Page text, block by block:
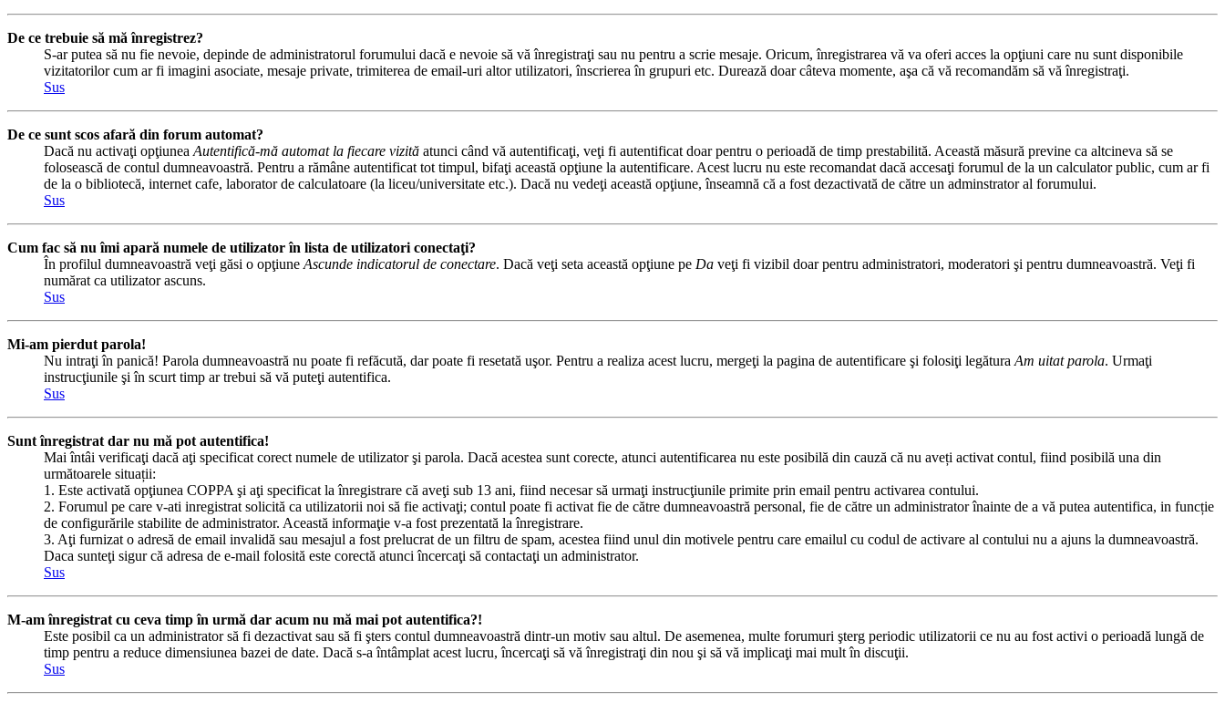
De ce trebuie să mă înregistrez?
S-ar putea să nu fie nevoie, depinde de administratorul forumului dacă e nevoie să vă înregistraţi sau nu pentru a scrie mesaje. Oricum, înregistrarea vă va oferi acces la opţiuni care nu sunt disponibile
vizitatorilor cum ar fi imagini asociate, mesaje private, trimiterea de email-uri altor utilizatori, înscrierea în grupuri etc. Durează doar câteva momente, aşa că vă recomandăm să vă înregistraţi.
Sus
De ce sunt scos afară din forum automat?
Dacă nu activaţi opţiunea Autentifică-mă automat la fiecare vizită atunci când vă autentificaţi, veţi fi autentificat doar pentru o perioadă de timp prestabilită. Această măsură previne ca altcineva să se
folosească de contul dumneavoastră. Pentru a rămâne autentificat tot timpul, bifaţi această opţiune la autentificare. Acest lucru nu este recomandat dacă accesaţi forumul de la un calculator public, cum ar fi
de la o bibliotecă, internet cafe, laborator de calculatoare (la liceu/universitate etc.). Dacă nu vedeţi această opţiune, înseamnă că a fost dezactivată de către un adminstrator al forumului.
Sus
Cum fac să nu îmi apară numele de utilizator în lista de utilizatori conectaţi?
În profilul dumneavoastră veţi găsi o opţiune Ascunde indicatorul de conectare. Dacă veţi seta această opţiune pe Da veţi fi vizibil doar pentru administratori, moderatori şi pentru dumneavoastră. Veţi fi
numărat ca utilizator ascuns.
Sus
Mi-am pierdut parola!
Nu intraţi în panică! Parola dumneavoastră nu poate fi refăcută, dar poate fi resetată uşor. Pentru a realiza acest lucru, mergeţi la pagina de autentificare şi folosiţi legătura Am uitat parola. Urmaţi
instrucţiunile şi în scurt timp ar trebui să vă puteţi autentifica.
Sus
Sunt înregistrat dar nu mă pot autentifica!
Mai întâi verificaţi dacă aţi specificat corect numele de utilizator şi parola. Dacă acestea sunt corecte, atunci autentificarea nu este posibilă din cauză că nu aveți activat contul, fiind posibilă una din
următoarele situații:
1. Este activată opţiunea COPPA şi aţi specificat la înregistrare că aveţi sub 13 ani, fiind necesar să urmaţi instrucţiunile primite prin email pentru activarea contului.
2. Forumul pe care v-ati inregistrat solicită ca utilizatorii noi să fie activaţi; contul poate fi activat fie de către dumneavoastră personal, fie de către un administrator înainte de a vă putea autentifica, in funcție
de configurările stabilite de administrator. Această informaţie v-a fost prezentată la înregistrare.
3. Aţi furnizat o adresă de email invalidă sau mesajul a fost prelucrat de un filtru de spam, acestea fiind unul din motivele pentru care emailul cu codul de activare al contului nu a ajuns la dumneavoastră.
Daca sunteţi sigur că adresa de e-mail folosită este corectă atunci încercaţi să contactaţi un administrator.
Sus
M-am înregistrat cu ceva timp în urmă dar acum nu mă mai pot autentifica?!
Este posibil ca un administrator să fi dezactivat sau să fi şters contul dumneavoastră dintr-un motiv sau altul. De asemenea, multe forumuri şterg periodic utilizatorii ce nu au fost activi o perioadă lungă de
timp pentru a reduce dimensiunea bazei de date. Dacă s-a întâmplat acest lucru, încercaţi să vă înregistraţi din nou şi să vă implicaţi mai mult în discuţii.
Sus